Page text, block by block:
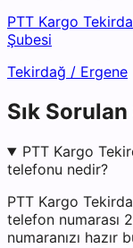
PTT Kargo
Şubesi
Tekirdağ / Ergene
Sık
PTT Kargo
telefonu nedir?
PTT Kargo
telefon numarası
numaranızı hazır